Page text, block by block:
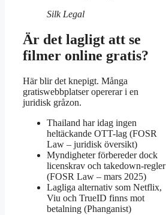
Silk Legal
Är det lagligt att se
filmer online gratis?
Här blir det knepigt. Många
gratiswebbplatser opererar i en
juridisk gråzon.
Thailand har idag ingen
heltäckande OTT-lag (FOSR
Law – juridisk översikt)
Myndigheter förbereder dock
licenskrav och takedown-regler
(FOSR Law – mars 2025)
Lagliga alternativ som Netflix,
Viu och TrueID finns mot
betalning (Phanganist)